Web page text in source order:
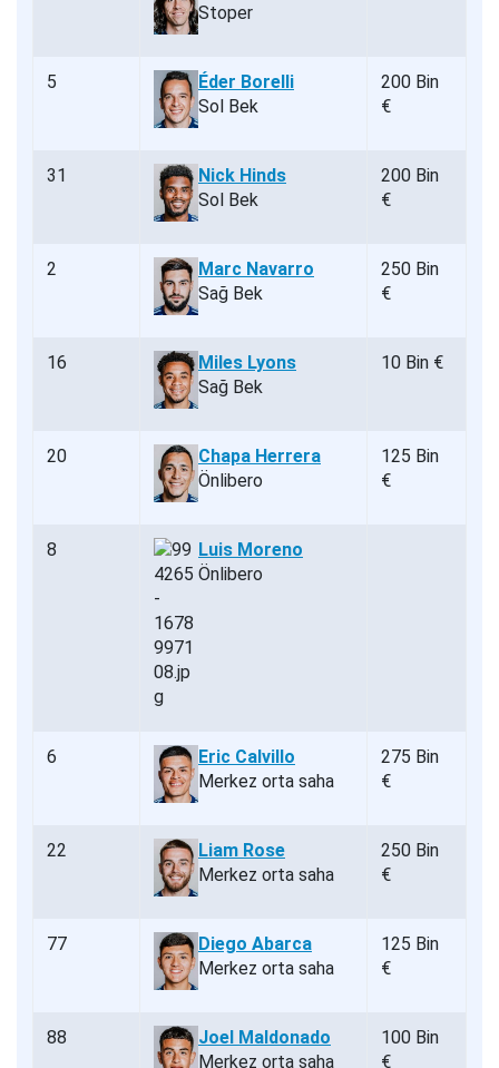
Stoper
5
Éder Borelli
Sol Bek
200 Bin
€
31
Nick Hinds
Sol Bek
200 Bin
€
2
Marc Navarro
Sağ Bek
250 Bin
€
16
Miles Lyons
Sağ Bek
10 Bin €
20
Chapa Herrera
Önlibero
125 Bin
€
8
Luis Moreno
Önlibero
6
Eric Calvillo
Merkez orta saha
275 Bin
€
22
Liam Rose
Merkez orta saha
250 Bin
€
77
Diego Abarca
Merkez orta saha
125 Bin
€
88
Joel Maldonado
Merkez orta saha
100 Bin
€